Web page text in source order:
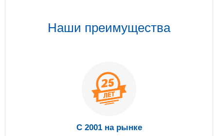
Наши преимущества
С 2001 на рынке